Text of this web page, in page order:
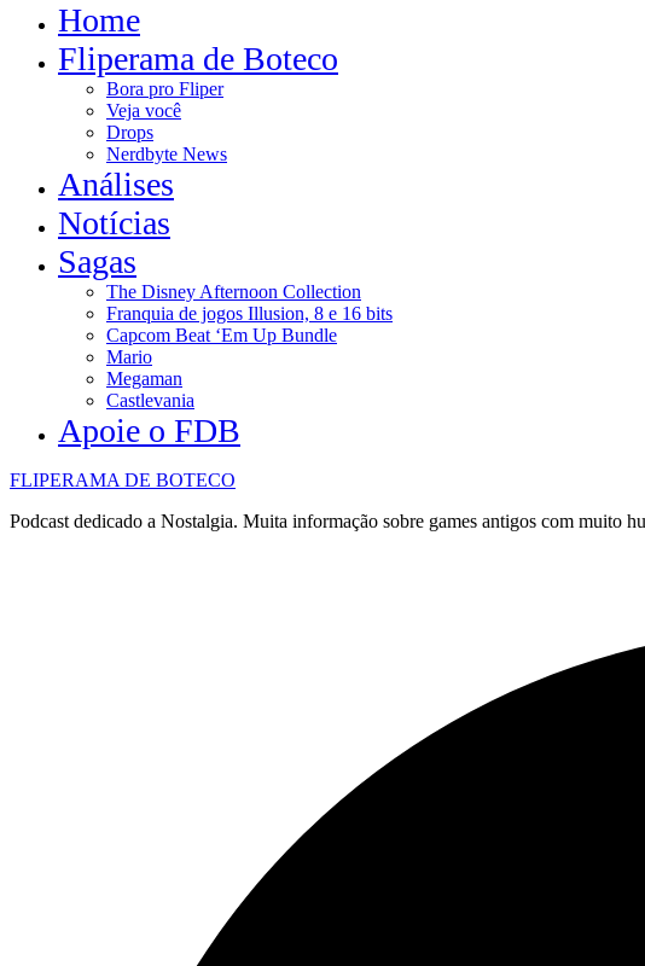
Home
Fliperama de Boteco
Bora pro Fliper
Veja você
Drops
Nerdbyte News
Análises
Notícias
Sagas
The Disney Afternoon Collection
Franquia de jogos Illusion, 8 e 16 bits
Capcom Beat ‘Em Up Bundle
Mario
Megaman
Castlevania
Apoie o FDB
FLIPERAMA DE BOTECO
Podcast dedicado a Nostalgia. Muita informação sobre games antigos com muito